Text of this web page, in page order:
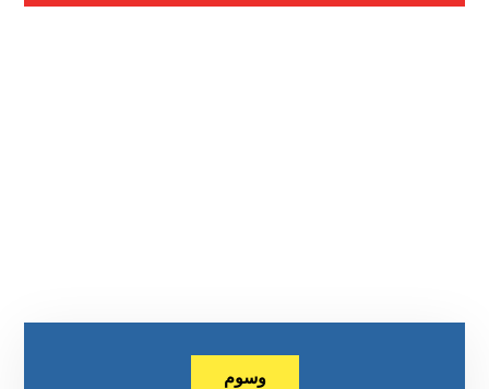
وسوم